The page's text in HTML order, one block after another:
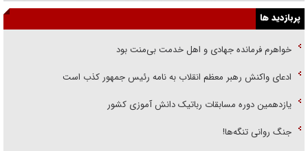
پربازدید ها
خواهرم فرمانده جهادی و اهل خدمت بی‌منت بود
ادعای واکنش رهبر معظم انقلاب به نامه رئیس جمهور کذب است
یازدهمین دوره مسابقات رباتیک دانش آموزی کشور
جنگ روانی تنگه‌ها!